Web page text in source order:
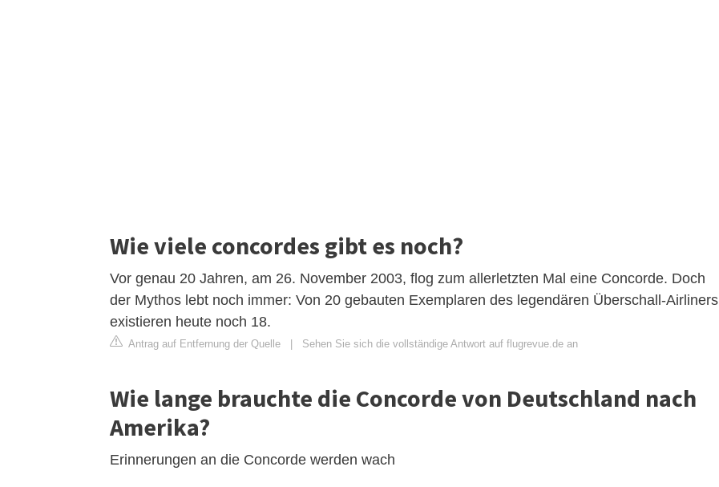
Wie viele concordes gibt es noch?
Vor genau 20 Jahren, am 26. November 2003, flog zum allerletzten Mal eine Concorde. Doch
der Mythos lebt noch immer: Von 20 gebauten Exemplaren des legendären Überschall-Airliners
existieren heute noch 18.
Antrag auf Entfernung der Quelle Sehen Sie sich die vollständige Antwort auf flugrevue.de an
Wie lange brauchte die Concorde von Deutschland nach
Amerika?
Erinnerungen an die Concorde werden wach